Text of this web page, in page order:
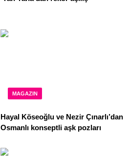
MAGAZIN
Hayal Köseoğlu ve Nezir Çınarlı’dan
Osmanlı konseptli aşk pozları